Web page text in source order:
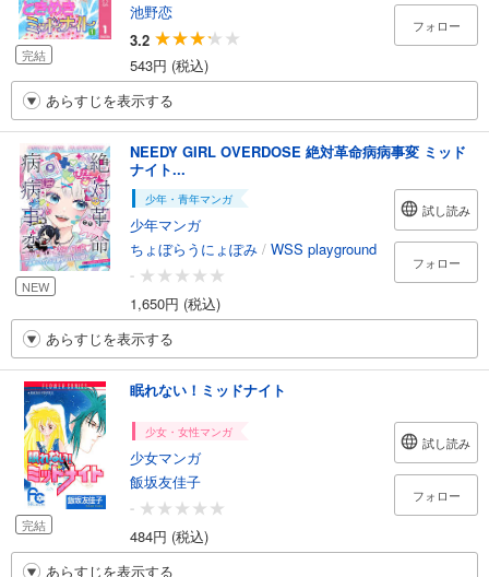
完結
池野恋
3.2
543円 (税込)
フォロー
あらすじを表示する
NEW
NEEDY GIRL OVERDOSE 絶対革命病病事変 ミッド
ナイト...
少年・青年マンガ
少年マンガ
ちょぼらうにょぽみ / WSS playground
-
1,650円 (税込)
試し読み
フォロー
あらすじを表示する
完結
眠れない！ミッドナイト
少女・女性マンガ
少女マンガ
飯坂友佳子
-
484円 (税込)
試し読み
フォロー
あらすじを表示する